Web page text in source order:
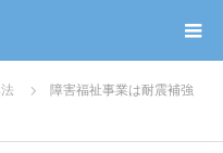
障害福祉事業は耐震補強